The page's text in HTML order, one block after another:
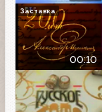
00:10
Заставка